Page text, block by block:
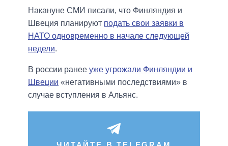
Накануне СМИ писали, что Финляндия и
Швеция планируют подать свои заявки в
НАТО одновременно в начале следующей
недели.
В россии ранее уже угрожали Финляндии и
Швеции «негативными последствиями» в
случае вступления в Альянс.